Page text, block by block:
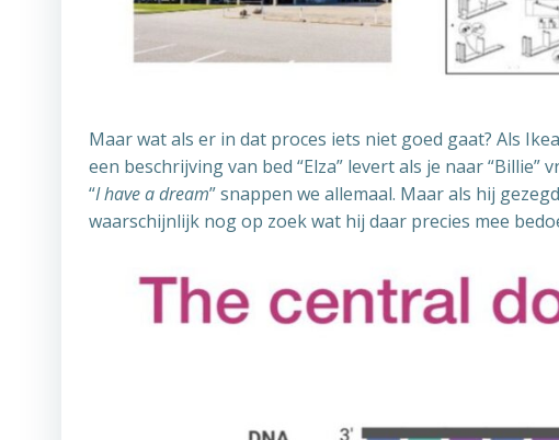
Maar wat als er in dat proces iets niet goed gaat? Als
een beschrijving van bed “Elza” levert als je naar “Billie”
“I have a dream” snappen we allemaal. Maar als hij
waarschijnlijk nog op zoek wat hij daar precies mee